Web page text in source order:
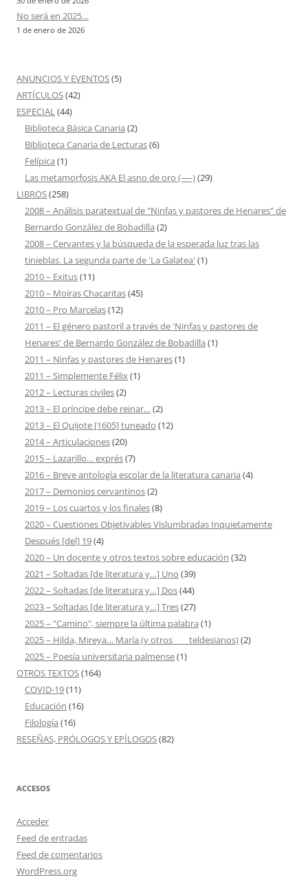
No será en 2025…
1 de enero de 2026
ANUNCIOS Y EVENTOS(5)
ARTÍCULOS(42)
ESPECIAL(44)
Biblioteca Básica Canaria (2)
Biblioteca Canaria de Lecturas(6)
Felípica (1)
Las metamorfosis AKA El asno de oro (—-)(29)
LIBROS(258)
2008 – Análisis paratextual de "Ninfas y pastores de Henares" de
Bernardo González de Bobadilla (2)
2008 – Cervantes y la búsqueda de la esperada luz tras las
tinieblas. La segunda parte de 'La Galatea' (1)
2010 – Exitus(11)
2010 – Moiras Chacaritas(45)
2010 – Pro Marcelas(12)
2011 – El género pastoril a través de 'Ninfas y pastores de
Henares' de Bernardo González de Bobadilla (1)
2011 – Ninfas y pastores de Henares(1)
2011 – Simplemente Félix(1)
2012 – Lecturas civiles(2)
2013 – El príncipe debe reinar… (2)
2013 – El Quijote [1605] tuneado (12)
2014 – Articulaciones(20)
2015 – Lazarillo… exprés(7)
2016 – Breve antología escolar de la literatura canaria (4)
2017 – Demonios cervantinos(2)
2019 – Los cuartos y los finales(8)
2020 – Cuestiones Objetivables Vislumbradas Inquietamente
Después [del] 19(4)
2020 – Un docente y otros textos sobre educación (32)
2021 – Soltadas [de literatura y…] Uno (39)
2022 – Soltadas [de literatura y…] Dos(44)
2023 – Soltadas [de literatura y…] Tres(27)
2025 – "Camino", siempre la última palabra (1)
2025 – Hilda, Mireya… María (y otros ___ teldesianos)(2)
2025 – Poesía universitaria palmense(1)
OTROS TEXTOS(164)
COVID-19(11)
Educación (16)
Filología (16)
RESEÑAS, PRÓLOGOS Y EPÍLOGOS(82)
ACCESOS
Acceder
Feed de entradas
Feed de comentarios
WordPress.org